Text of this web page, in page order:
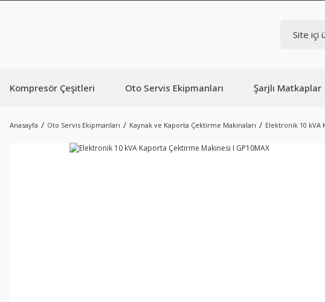
Kompresör Çeşitleri Oto Servis Ekipmanları Şarjlı Matkaplar
Anasayfa Oto Servis Ekipmanları Kaynak ve Kaporta Çektirme Makinaları Elektronik 10 kVA